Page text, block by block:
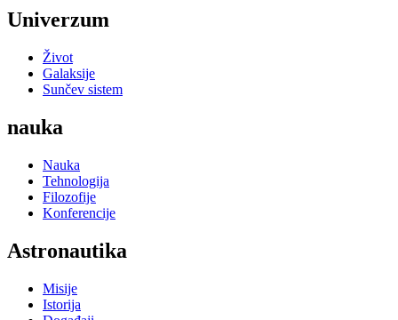
Univerzum
Život
Galaksije
Sunčev sistem
nauka
Nauka
Tehnologija
Filozofije
Konferencije
Astronautika
Misije
Istorija